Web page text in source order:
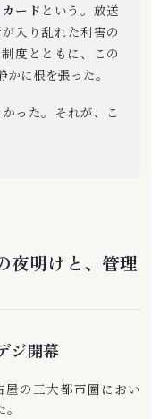
ード という。放送
入り乱れた利害の
度とともに、この
に根を張った。
った。それが、こ
明けと、管理
ジ開幕
屋の三大都市圏におい